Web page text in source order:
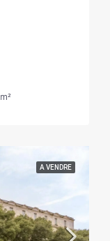
m²
A VENDRE